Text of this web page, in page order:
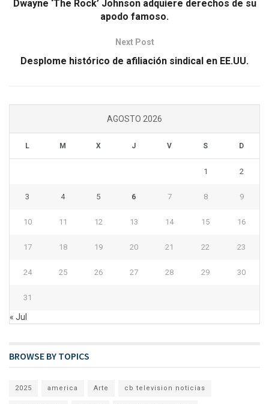
Dwayne ‘The Rock’ Johnson adquiere derechos de su
apodo famoso.
Next Post
Desplome histórico de afiliación sindical en EE.UU.
AGOSTO 2026
L M X J V S D
1 2
3 4 5 6 7 8 9
10 11 12 13 14 15 16
17 18 19 20 21 22 23
24 25 26 27 28 29 30
31
« Jul
BROWSE BY TOPICS
2025 america Arte cb television noticias